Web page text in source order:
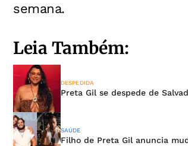
semana.
Leia Também:
DESPEDIDA
Preta Gil se despede de
SAÚDE
Filho de Preta Gil anuncia